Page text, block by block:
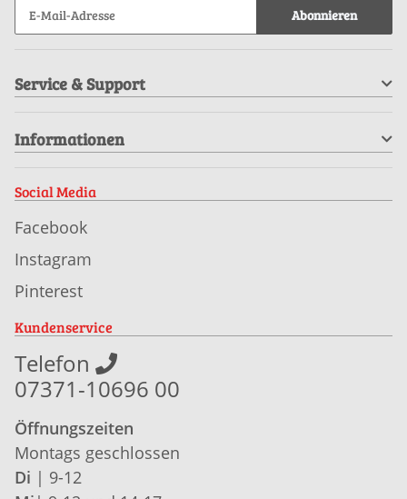
Abonnieren
Service & Support
Informationen
Social Media
Facebook
Instagram
Pinterest
Kundenservice
Telefon
07371-10696 00
Öffnungszeiten
Montags geschlossen
Di | 9-12